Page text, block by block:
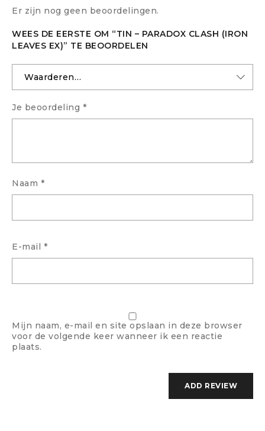
Er zijn nog geen beoordelingen.
WEES DE EERSTE OM “TIN – PARADOX CLASH (IRON
LEAVES EX)” TE BEOORDELEN
Je beoordeling *
Naam *
E-mail *
Mijn naam, e-mail en site opslaan in deze browser
voor de volgende keer wanneer ik een reactie
plaats.